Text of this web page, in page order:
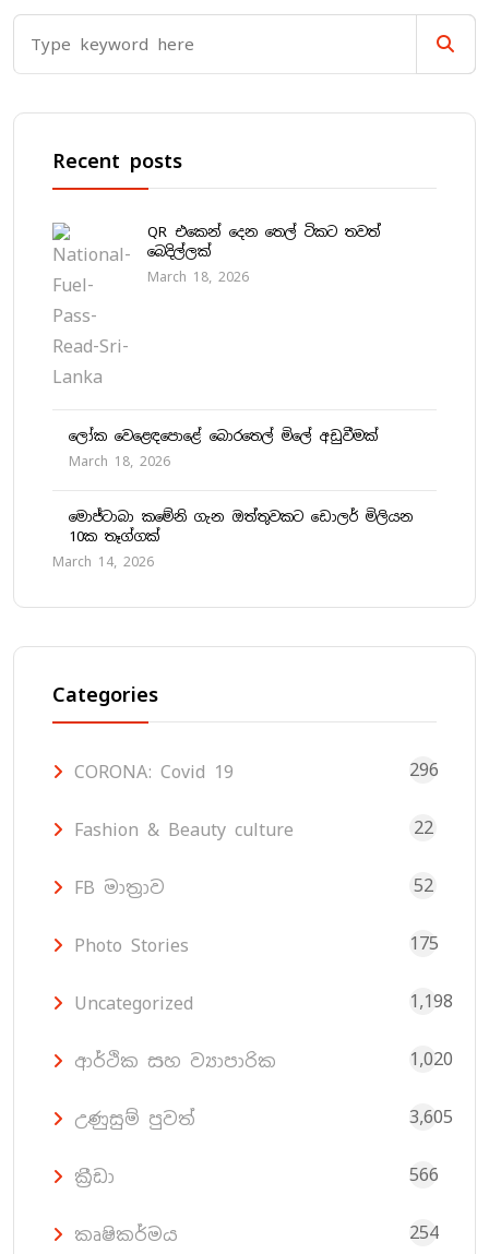
Recent posts
QR එකෙන් දෙන තෙල් ටිකට තවත්
බෙදිල්ලක්
March 18, 2026
ලෝක වෙළෙඳපොළේ බොරතෙල් මිලේ අඩුවීමක්
March 18, 2026
මොජ්ටාබා කමේනි ගැන ඔත්තුවකට ඩොලර් මිලියන
10ක තෑග්ගක්
March 14, 2026
Categories
CORONA: Covid 19 296
Fashion & Beauty culture 22
FB මාත්‍රාව 52
Photo Stories 175
Uncategorized 1,198
ආර්ථික සහ ව්‍යාපාරික 1,020
උණුසුම් පුවත් 3,605
ක්‍රීඩා 566
කෘෂිකර්මය 254